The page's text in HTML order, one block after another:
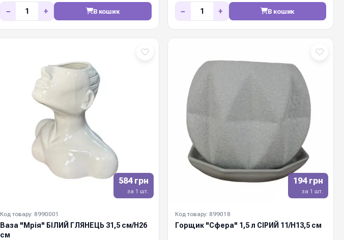
− + В кошик − + В кошик
584 грн
за 1 шт.
Код товару: 8990001
Ваза "Мрія" БІЛИЙ ГЛЯНЕЦЬ 31,5 см/Н26
см
194 грн
за 1 шт.
Код товару: 899018
Горщик "Сфера" 1,5 л СІРИЙ 11/Н13,5 см